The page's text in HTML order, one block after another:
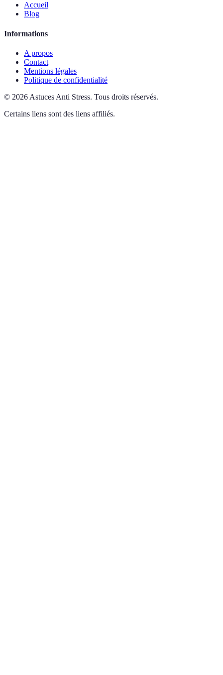
Accueil
Blog
Informations
A propos
Contact
Mentions légales
Politique de confidentialité
© 2026 Astuces Anti Stress. Tous droits réservés.
Certains liens sont des liens affiliés.